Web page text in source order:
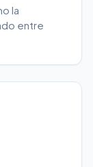
la
entre